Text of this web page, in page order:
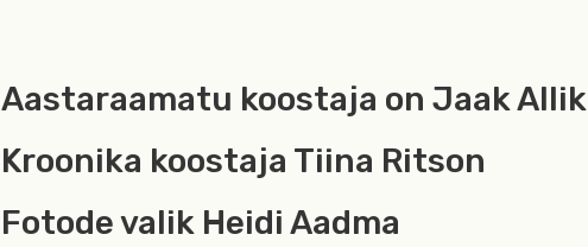
Aastaraamatu koostaja on Jaak Allik
Kroonika koostaja Tiina Ritson
Fotode valik Heidi Aadma